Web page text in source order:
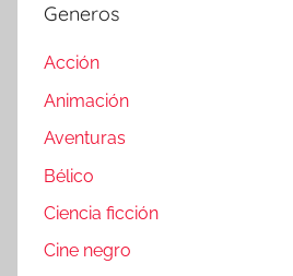
Generos
Acción
Animación
Aventuras
Bélico
Ciencia ficción
Cine negro